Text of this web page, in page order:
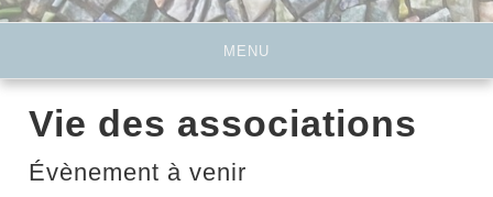
MENU
Vie des associations
Évènement à venir